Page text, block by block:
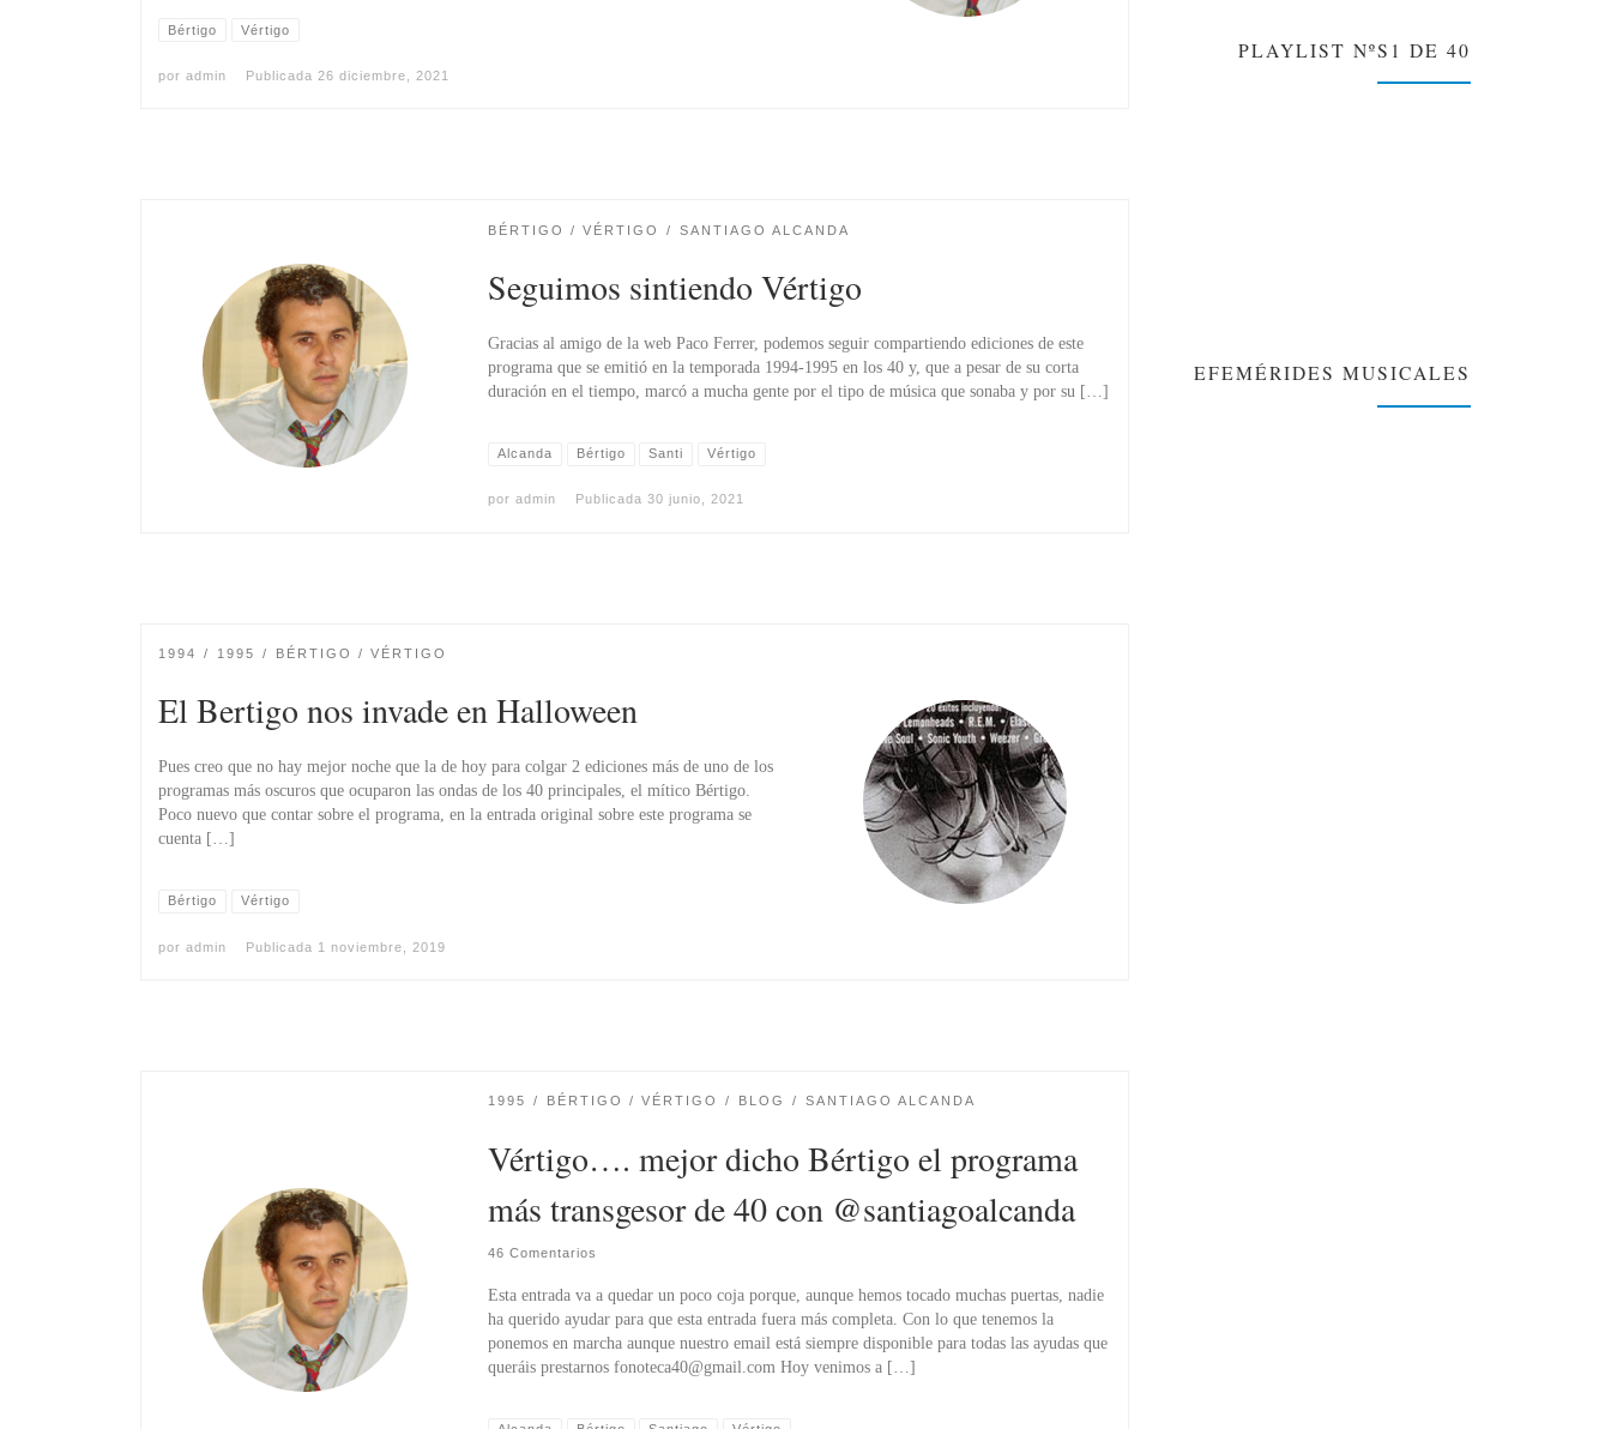
Bértigo Vértigo
por admin Publicada 26 diciembre, 2021
BÉRTIGO / VÉRTIGO SANTIAGO ALCANDA
Seguimos sintiendo Vértigo
Gracias al amigo de la web Paco Ferrer, podemos seguir compartiendo ediciones de este
programa que se emitió en la temporada 1994-1995 en los 40 y, que a pesar de su corta
duración en el tiempo, marcó a mucha gente por el tipo de música que sonaba y por su […]
Alcanda Bértigo Santi Vértigo
por admin Publicada 30 junio, 2021
1994 1995 BÉRTIGO / VÉRTIGO
El Bertigo nos invade en Halloween
Pues creo que no hay mejor noche que la de hoy para colgar 2 ediciones más de uno de los
programas más oscuros que ocuparon las ondas de los 40 principales, el mítico Bértigo.
Poco nuevo que contar sobre el programa, en la entrada original sobre este programa se
cuenta […]
Bértigo Vértigo
por admin Publicada 1 noviembre, 2019
1995 BÉRTIGO / VÉRTIGO BLOG SANTIAGO ALCANDA
Vértigo…. mejor dicho Bértigo el programa
más transgesor de 40 con @santiagoalcanda
46 Comentarios
Esta entrada va a quedar un poco coja porque, aunque hemos tocado muchas puertas, nadie
ha querido ayudar para que esta entrada fuera más completa. Con lo que tenemos la
ponemos en marcha aunque nuestro email está siempre disponible para todas las ayudas que
queráis prestarnos fonoteca40@gmail.com Hoy venimos a […]
PLAYLIST NºS1 DE 40
EFEMÉRIDES MUSICALES